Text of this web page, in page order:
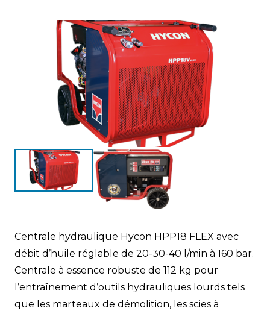
Centrale hydraulique Hycon HPP18 FLEX avec
débit d’huile réglable de 20-30-40 l/min à 160 bar.
Centrale à essence robuste de 112 kg pour
l’entraînement d’outils hydrauliques lourds tels
que les marteaux de démolition, les scies à